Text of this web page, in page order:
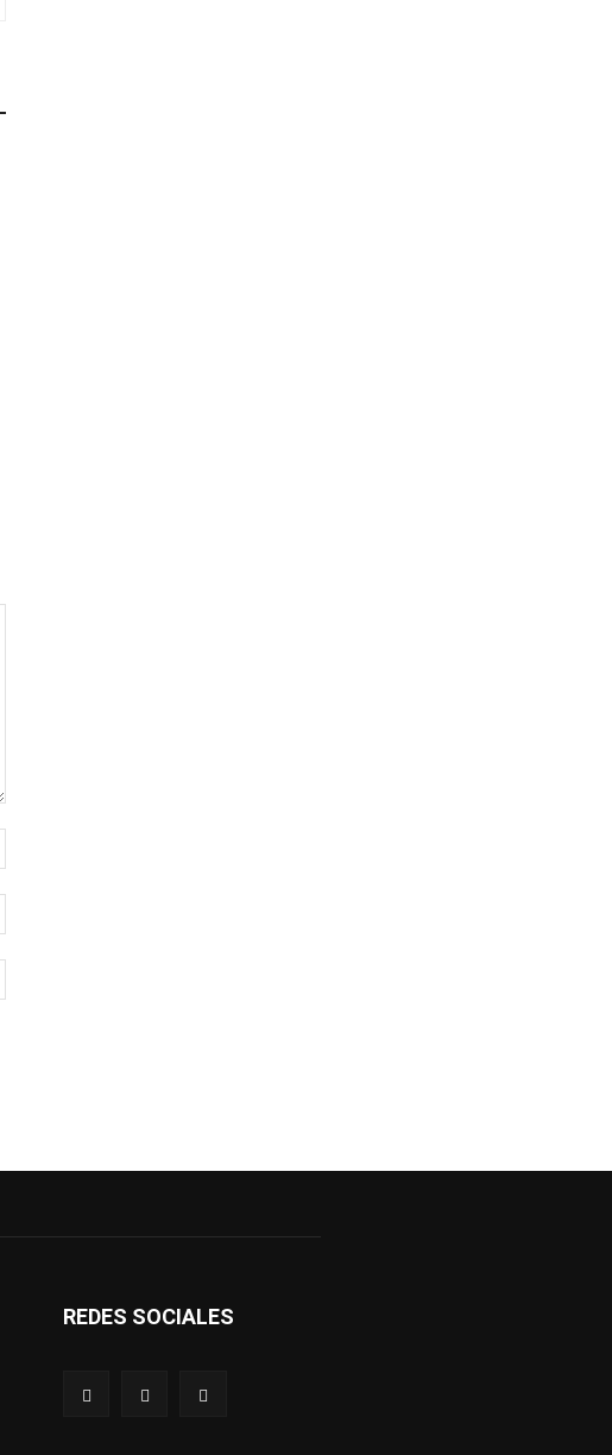
REDES SOCIALES